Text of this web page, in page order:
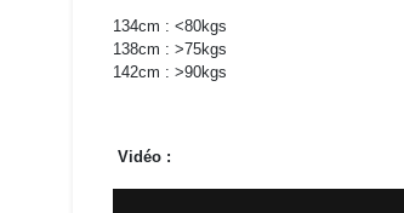
134cm : <80kgs
138cm : >75kgs
142cm : >90kgs
Vidéo :